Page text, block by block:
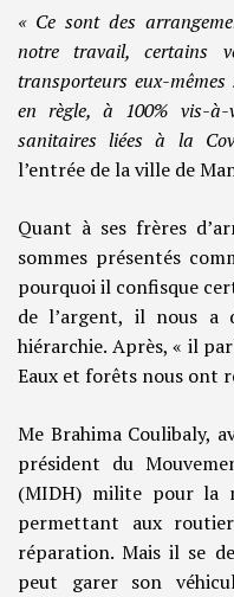
« Ce sont des
notre travail, certains
transporteurs eux-
en règle, à 100% vis-
sanitaires liées à la
l’entrée de la ville de
Quant à ses frères
sommes présentés
pourquoi il confisque
de l’argent, il nous a
hiérarchie. Après, « il
Eaux et forêts nous ont
Me Brahima Coulibaly,
président du
(MIDH) milite pour la
permettant aux
réparation. Mais il se
peut garer son